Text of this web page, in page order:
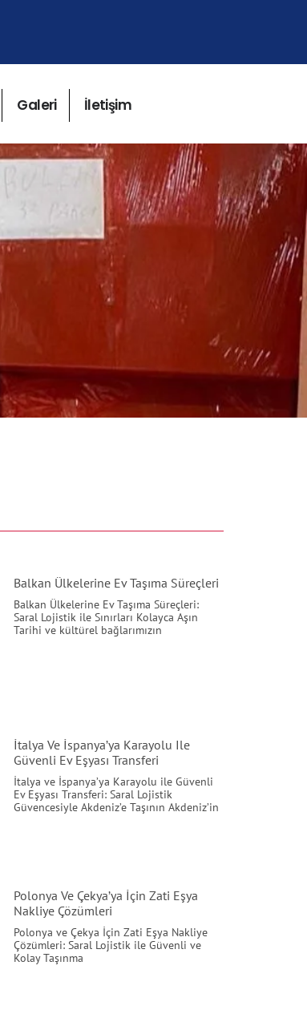
Galeri İletişim
Balkan Ülkelerine Ev Taşıma Süreçleri
Balkan Ülkelerine Ev Taşıma Süreçleri:
Saral Lojistik ile Sınırları Kolayca Aşın
Tarihi ve kültürel bağlarımızın
İtalya Ve İspanya’ya Karayolu Ile
Güvenli Ev Eşyası Transferi
İtalya ve İspanya’ya Karayolu ile Güvenli
Ev Eşyası Transferi: Saral Lojistik
Güvencesiyle Akdeniz’e Taşının Akdeniz’in
Polonya Ve Çekya’ya İçin Zati Eşya
Nakliye Çözümleri
Polonya ve Çekya İçin Zati Eşya Nakliye
Çözümleri: Saral Lojistik ile Güvenli ve
Kolay Taşınma